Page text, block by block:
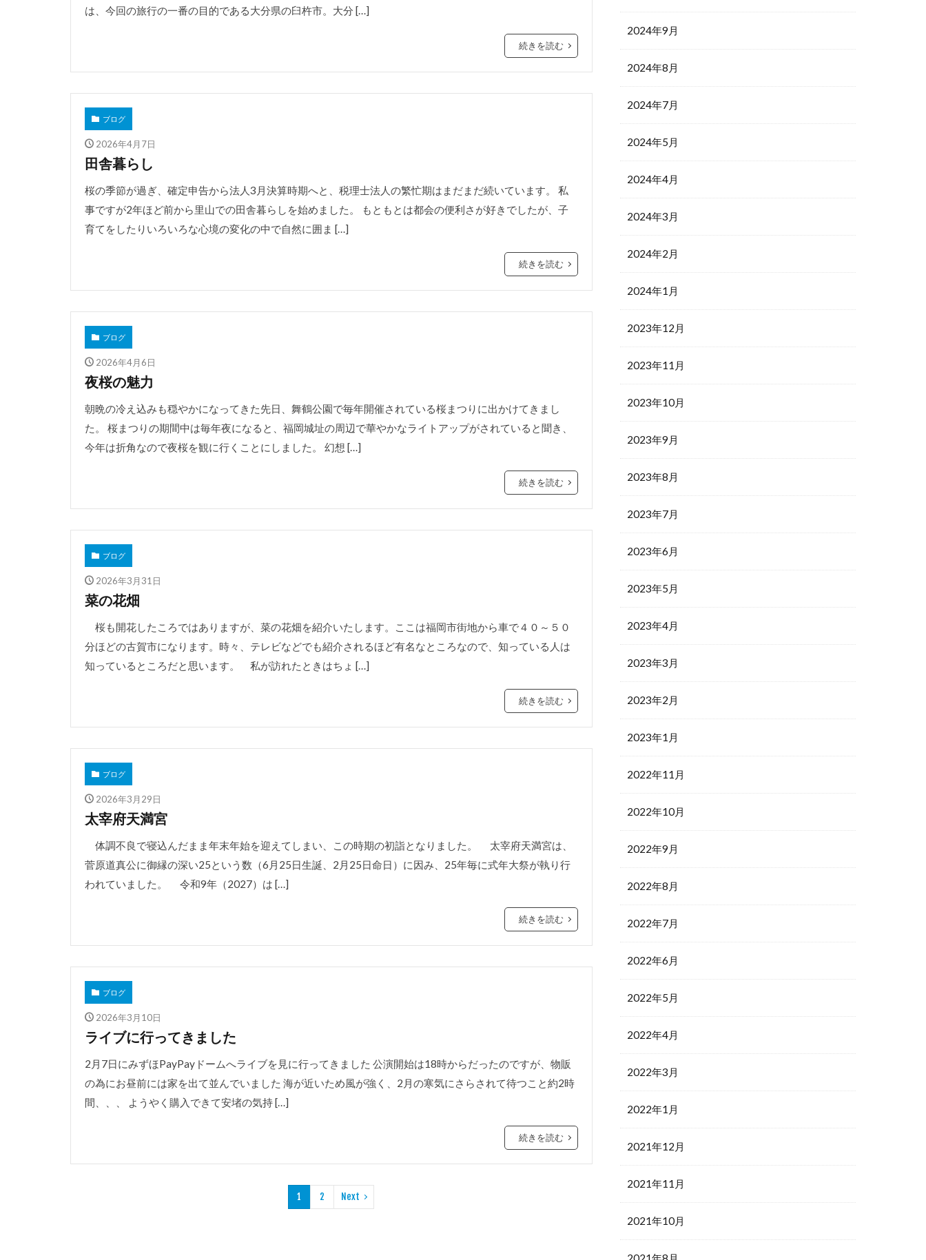
は、今回の旅行の一番の目的である大分県の臼杵市。大分 […]
続きを読む
ブログ
2026年4月7日
田舎暮らし
桜の季節が過ぎ、確定申告から法人3月決算時期へと、税理士法人の繁忙期はまだまだ続いています。 私
事ですが2年ほど前から里山での田舎暮らしを始めました。 もともとは都会の便利さが好きでしたが、子
育てをしたりいろいろな心境の変化の中で自然に囲ま […]
続きを読む
ブログ
2026年4月6日
夜桜の魅力
朝晩の冷え込みも穏やかになってきた先日、舞鶴公園で毎年開催されている桜まつりに出かけてきまし
た。 桜まつりの期間中は毎年夜になると、福岡城址の周辺で華やかなライトアップがされていると聞き、
今年は折角なので夜桜を観に行くことにしました。 幻想 […]
続きを読む
ブログ
2026年3月31日
菜の花畑
桜も開花したころではありますが、菜の花畑を紹介いたします。ここは福岡市街地から車で４０～５０
分ほどの古賀市になります。時々、テレビなどでも紹介されるほど有名なところなので、知っている人は
知っているところだと思います。 私が訪れたときはちょ […]
続きを読む
ブログ
2026年3月29日
太宰府天満宮
体調不良で寝込んだまま年末年始を迎えてしまい、この時期の初詣となりました。 太宰府天満宮は、
菅原道真公に御縁の深い25という数（6月25日生誕、2月25日命日）に因み、25年毎に式年大祭が執り行
われていました。 令和9年（2027）は […]
続きを読む
ブログ
2026年3月10日
ライブに行ってきました
2月7日にみずほPayPayドームへライブを見に行ってきました 公演開始は18時からだったのですが、物販
の為にお昼前には家を出て並んでいました 海が近いため風が強く、2月の寒気にさらされて待つこと約2時
間、、、 ようやく購入できて安堵の気持 […]
続きを読む
1 2 Next
2024年9月
2024年8月
2024年7月
2024年5月
2024年4月
2024年3月
2024年2月
2024年1月
2023年12月
2023年11月
2023年10月
2023年9月
2023年8月
2023年7月
2023年6月
2023年5月
2023年4月
2023年3月
2023年2月
2023年1月
2022年11月
2022年10月
2022年9月
2022年8月
2022年7月
2022年6月
2022年5月
2022年4月
2022年3月
2022年1月
2021年12月
2021年11月
2021年10月